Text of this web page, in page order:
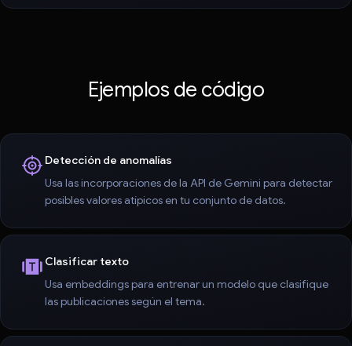
Ejemplos de código
Detección de anomalías
Usa las incorporaciones de la API de Gemini para detectar
posibles valores atípicos en tu conjunto de datos.
Clasificar texto
Usa embeddings para entrenar un modelo que clasifique
las publicaciones según el tema.